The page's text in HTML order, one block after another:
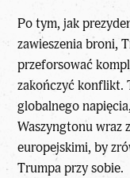
Po tym, jak
zawieszenia broni,
przeforsować
zakończyć konflikt.
globalnego
Waszyngtonu wraz
europejskimi, by
Trumpa przy sobie.